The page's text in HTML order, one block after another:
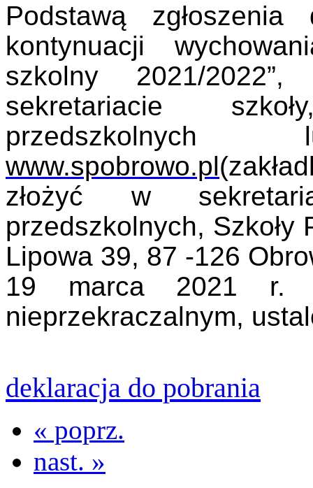
Podstawą
kontynuacji
szkolny 2021/
sekretariacie
www.spobrowo.pl
złożyć w
przedszkolnych, Szkoły
Lipowa 39, 87 -126
19 marca 2021 r.
nieprzekraczalnym,
deklaracja do pobrania
« poprz.
nast. »